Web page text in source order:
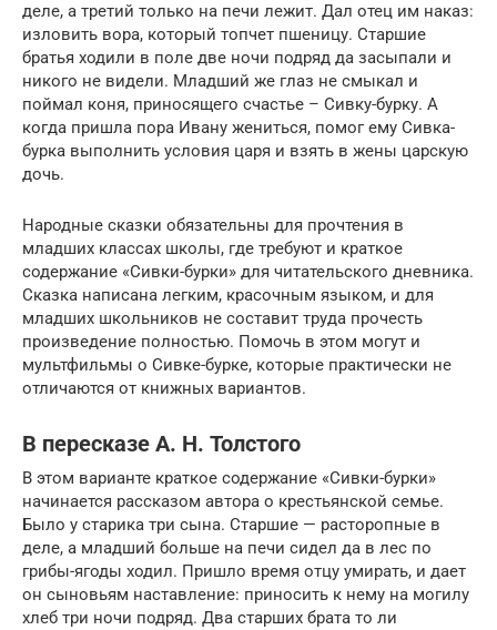
деле, а третий только на печи лежит. Дал отец им наказ:
изловить вора, который топчет пшеницу. Старшие
братья ходили в поле две ночи подряд да засыпали и
никого не видели. Младший же глаз не смыкал и
поймал коня, приносящего счастье – Сивку-бурку. А
когда пришла пора Ивану жениться, помог ему Сивка-
бурка выполнить условия царя и взять в жены царскую
дочь.
Народные сказки обязательны для прочтения в
младших классах школы, где требуют и краткое
содержание «Сивки-бурки» для читательского дневника.
Сказка написана легким, красочным языком, и для
младших школьников не составит труда прочесть
произведение полностью. Помочь в этом могут и
мультфильмы о Сивке-бурке, которые практически не
отличаются от книжных вариантов.
В пересказе А. Н. Толстого
В этом варианте краткое содержание «Сивки-бурки»
начинается рассказом автора о крестьянской семье.
Было у старика три сына. Старшие — расторопные в
деле, а младший больше на печи сидел да в лес по
грибы-ягоды ходил. Пришло время отцу умирать, и дает
он сыновьям наставление: приносить к нему на могилу
хлеб три ночи подряд. Два старших брата то ли